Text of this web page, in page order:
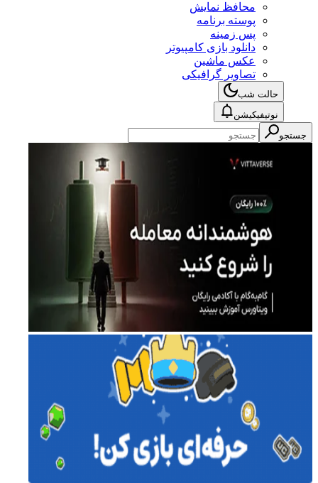
محافظ نمایش
پوسته برنامه
پس زمینه
دانلود بازی کامپیوتر
عکس ماشین
تصاویر گرافیکی
حالت شب
نوتیفیکیشن
جستجو